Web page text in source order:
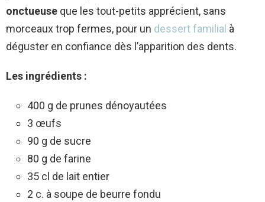
onctueuse que les tout-petits apprécient, sans
morceaux trop fermes, pour un dessert familial à
déguster en confiance dès l’apparition des dents.
Les ingrédients :
400 g de prunes dénoyautées
3 œufs
90 g de sucre
80 g de farine
35 cl de lait entier
2 c. à soupe de beurre fondu